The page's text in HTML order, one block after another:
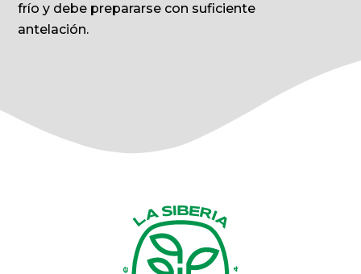
frío y debe prepararse con suficiente
antelación.